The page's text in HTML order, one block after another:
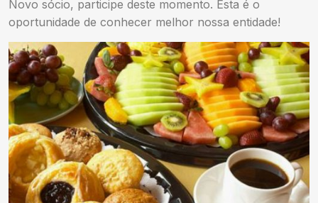
Novo sócio, participe deste momento. Esta é o
oportunidade de conhecer melhor nossa entidade!